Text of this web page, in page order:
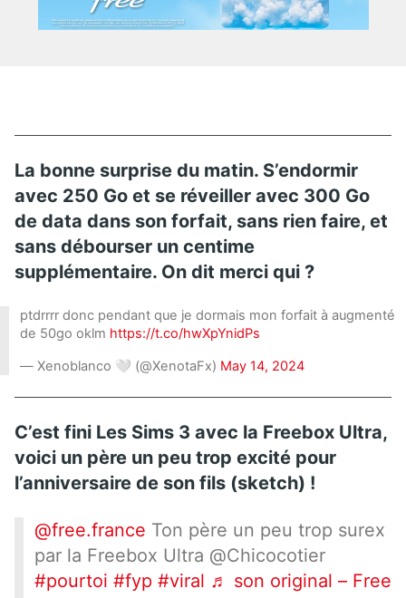
La bonne surprise du matin. S’endormir
avec 250 Go et se réveiller avec 300 Go
de data dans son forfait, sans rien faire, et
sans débourser un centime
supplémentaire. On dit merci qui ?
ptdrrrr donc pendant que je dormais mon forfait à augmenté
de 50go oklm https://t.co/hwXpYnidPs
— Xenoblanco 🤍 (@XenotaFx) May 14, 2024
C’est fini Les Sims 3 avec la Freebox Ultra,
voici un père un peu trop excité pour
l’anniversaire de son fils (sketch) !
@free.france Ton père un peu trop surex
par la Freebox Ultra @Chicocotier
#pourtoi #fyp #viral ♬ son original – Free